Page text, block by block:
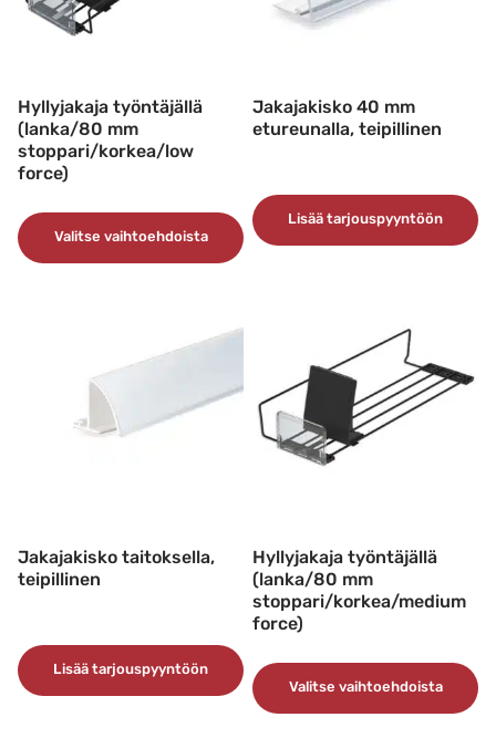
Hyllyjakaja työntäjällä
(lanka/80 mm
stoppari/korkea/low
force)
Valitse vaihtoehdoista
muunnelma.
Jakajakisko 40 mm
etureunalla, teipillinen
Lisää tarjouspyyntöön
Jakajakisko taitoksella,
teipillinen
Lisää tarjouspyyntöön
Hyllyjakaja työntäjällä
(lanka/80 mm
stoppari/korkea/medium
force)
Valitse vaihtoehdoista